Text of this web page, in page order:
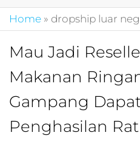
Home » dropship luar
Mau Jadi
Makanan
Gampang
Penghasilan